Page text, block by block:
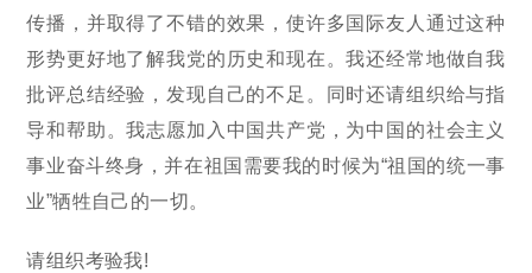
传播，并取得了不错的效果，使许多国际友人通过这种
形势更好地了解我党的历史和现在。我还经常地做自我
批评总结经验，发现自己的不足。同时还请组织给与指
导和帮助。我志愿加入中国共产党，为中国的社会主义
事业奋斗终身，并在祖国需要我的时候为“祖国的统一事
业”牺牲自己的一切。
请组织考验我!